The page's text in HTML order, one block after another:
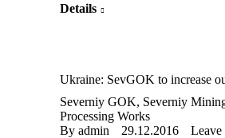
Details
Ukraine: SevGOK to increase
Severniy GOK, Severniy
Processing Works
By admin 29.12.2016
Leave